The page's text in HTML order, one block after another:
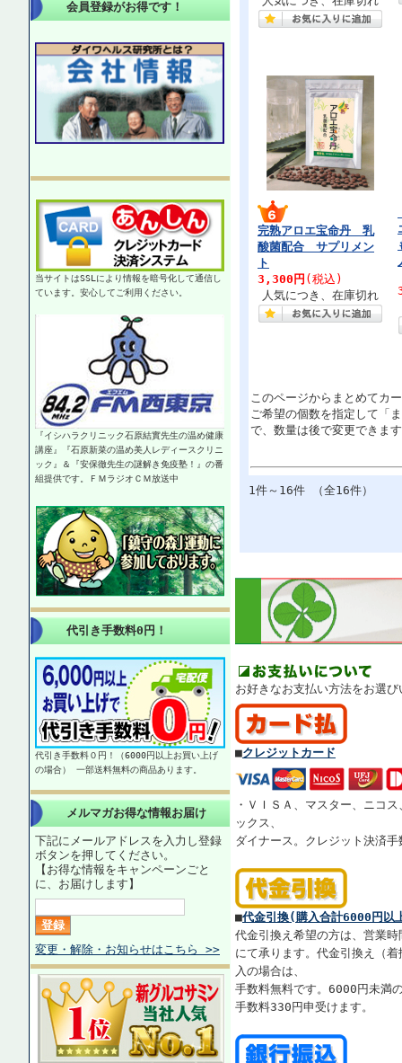
会員登録がお得です！
当サイトはSSLにより情報を暗号化して通信し
ています。安心してご利用ください。
『イシハラクリニック石原結實先生の温め健康
講座』『石原新菜の温め美人レディースクリニ
ック』＆『安保徹先生の謎解き免疫塾！』の番
組提供です。ＦＭラジオＣＭ放送中
代引き手数料0円！
代引き手数料０円！（6000円以上お買い上げ
の場合） 一部送料無料の商品あります。
メルマガお得な情報お届け
下記にメールアドレスを入力し登録
ボタンを押してください。
【お得な情報をキャンペーンごと
に、お届けします】
変更・解除・お知らせはこちら >>
完熟アロエ宝命丹 乳
酸菌配合 サプリメン
ト
3,300円 (税込)
人気につき、在庫切れ
このページからまとめてカ
ご希望の個数を指定して「
で、数量は後で変更できま
1件～16件 （全16件）
お好きなお支払い方法をお選
■クレジットカード
・ＶＩＳＡ、マスター、ニコ
ックス、
ダイナース。クレジット決済
■代金引換(購入合計6000円以
代金引換え希望の方は、営業
にて承ります。代金引換え（
入の場合は、
手数料無料です。6000円未満
手数料330円申受けます。